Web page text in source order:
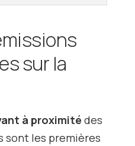
sur la
à proximité des
sont les premières